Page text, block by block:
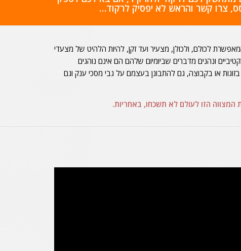
צרו קשר והראש לא יפסיק לרקוד…
לכולם, ולכולן, מצעיר ועד זקן, להיות הלהיט של מצעדי
ונהנים מדברים שביומיום שלהם הם אינם נוהגים
או בקבוצה, גם להתבונן בעצמם על גבי מסכי ענק וגם
הזו לעולם לא תשכחו, באחריות.